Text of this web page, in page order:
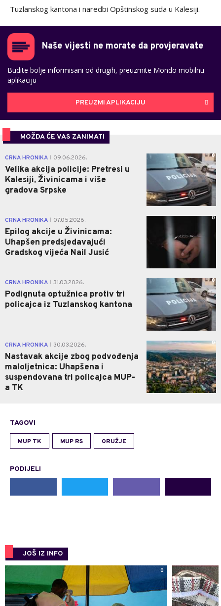
Tuzlanskog kantona i naredbi Opštinskog suda u Kalesiji.
Naše vijesti ne morate da provjeravate
Budite bolje informisani od drugih, preuzmite Mondo mobilnu
aplikaciju
PREUZMI APLIKACIJU
MOŽDA ĆE VAS ZANIMATI
CRNA HRONIKA 09.06.2026.
Velika akcija policije: Pretresi u
Kalesiji, Živinicama i više
gradova Srpske
0
CRNA HRONIKA 07.05.2026.
Epilog akcije u Živinicama:
Uhapšen predsjedavajući
Gradskog vijeća Nail Jusić
0
CRNA HRONIKA 31.03.2026.
Podignuta optužnica protiv tri
policajca iz Tuzlanskog kantona
0
CRNA HRONIKA 30.03.2026.
Nastavak akcije zbog podvođenja
maloljetnica: Uhapšena i
suspendovana tri policajca MUP-
a TK
0
TAGOVI
MUP TK MUP RS ORUŽJE
PODIJELI
JOŠ IZ INFO
0